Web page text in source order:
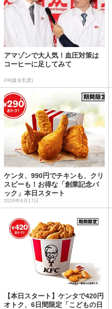
アマゾンで大人気！血圧対策は
コーヒーに足してみて
PR(森永乳業)
ケンタ、990円でチキンも、クリ
スピーも！お得な「創業記念パ
ック」本日スタート
2026年6月17日
【本日スタート】ケンタで420円
オトク、6日間限定「こどもの日